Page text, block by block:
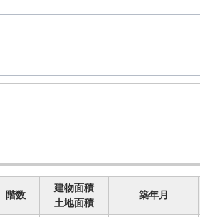
階数
建物面積
土地面積
築年月